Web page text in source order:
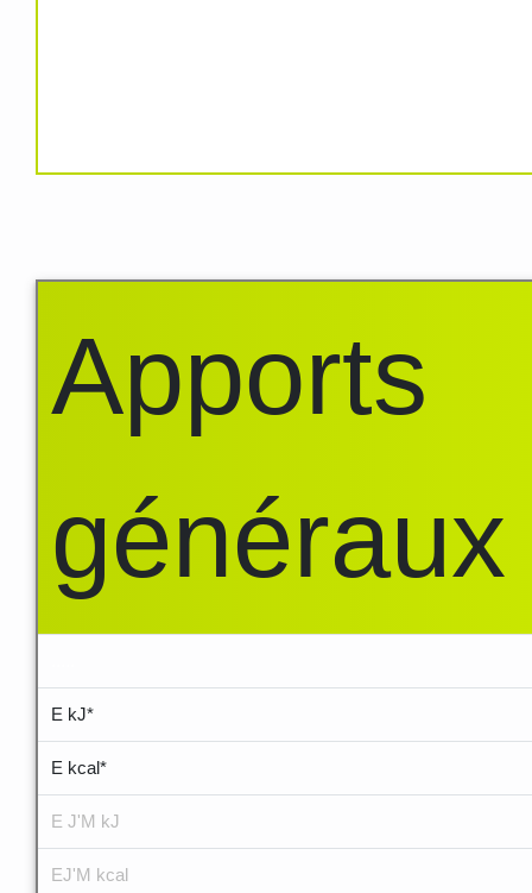
Apports
généraux
E kJ*
E kcal*
E J'M kJ
EJ'M kcal